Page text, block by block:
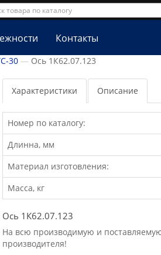
Контакты
30 Ось 1К62.07.123
Характеристики Описание
Номер по каталогу:
Длинна, мм
Материал изготовления:
Масса, кг
Ось 1К62.07.123
На всю производимую и
производителя!